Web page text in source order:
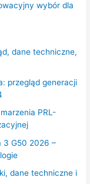
wybór dla
dane techniczne,
przegląd generacji
PRL-
3 G50 2026 –
dane techniczne i